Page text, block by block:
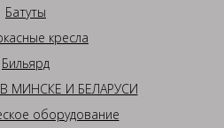
Батуты
кресла
Бильярд
МИНСКЕ И БЕЛАРУСИ
оборудование